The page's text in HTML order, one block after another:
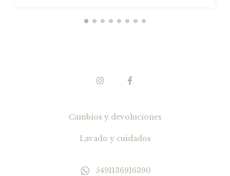
Cambios y devoluciones
Lavado y cuidados
5491136916390